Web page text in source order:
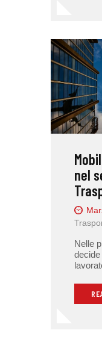
nel
Nelle
decide